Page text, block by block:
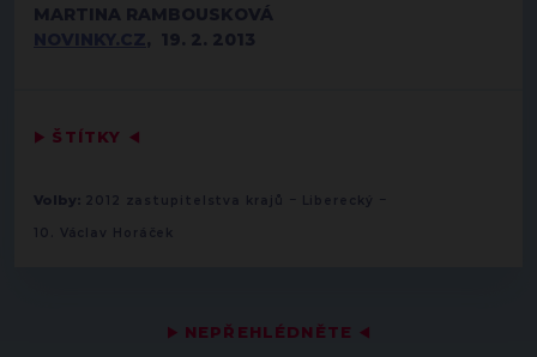
▶ NEPŘEHLÉDNĚTE ◀
MARTINA RAMBOUSKOVÁ
, 19. 2. 2013
▶ ŠTÍTKY ◀
Volby: 2012 zastupitelstva krajů - Liberecký -
10. Václav Horáček